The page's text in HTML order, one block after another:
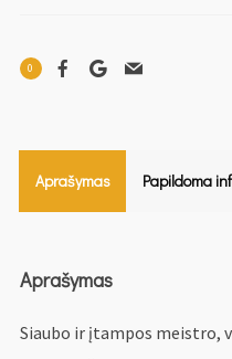
0
Aprašymas Papildoma
Aprašymas
Siaubo ir įtampos meistro,